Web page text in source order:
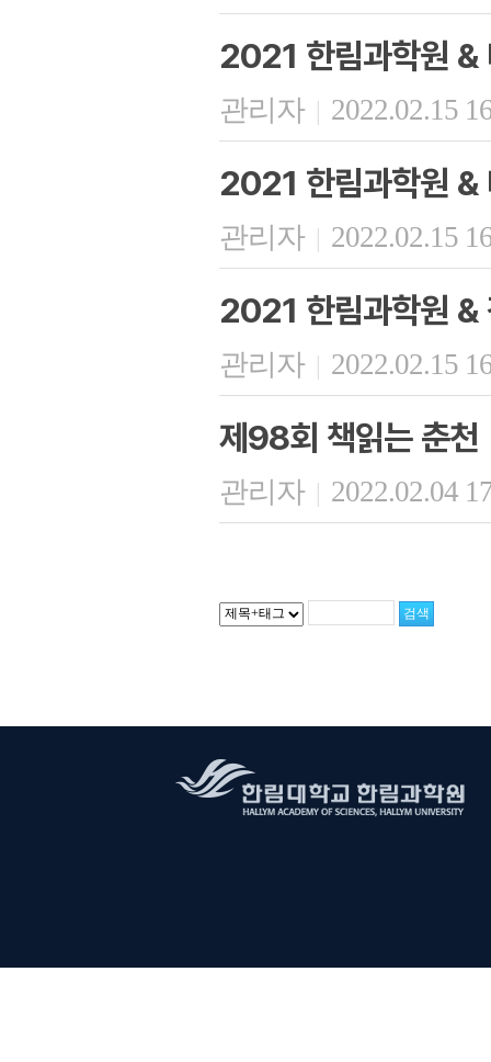
2021 한림과학원 &
관리자 | 2022.02.15
2021 한림과학원 &
관리자 | 2022.02.15
2021 한림과학원 &
관리자 | 2022.02.15
제98회 책읽는 춘천
관리자 | 2022.02.04